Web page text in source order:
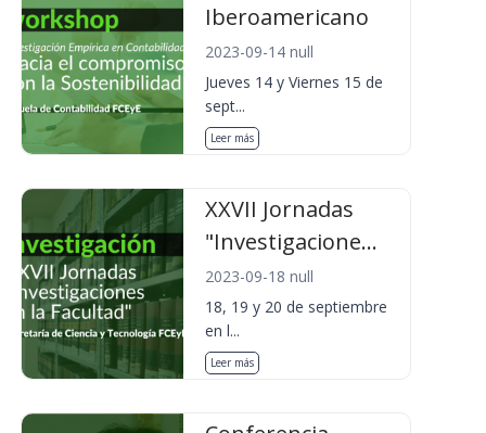
Iberoamericano
2023-09-14 null
Jueves 14 y Viernes 15 de
sept...
Leer más
XXVII Jornadas
"Investigacione...
2023-09-18 null
18, 19 y 20 de septiembre
en l...
Leer más